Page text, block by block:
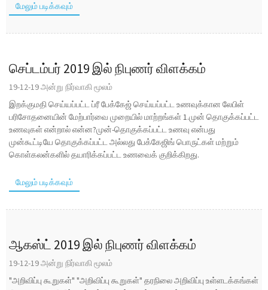
மேலும் படிக்கவும்
செப்டம்பர் 2019 இல் நிபுணர் விளக்கம்
19-12-19 அன்று நிர்வாகி மூலம்
இறக்குமதி செய்யப்பட்ட ப்ரீ பேக்கேஜ் செய்யப்பட்ட உணவுக்கான லேபிள்
பரிசோதனையின் மேற்பார்வை முறையில் மாற்றங்கள் 1.முன் தொகுக்கப்பட்ட
உணவுகள் என்றால் என்ன?முன்-தொகுக்கப்பட்ட உணவு என்பது
முன்கூட்டியே தொகுக்கப்பட்ட அல்லது பேக்கேஜிங் பொருட்கள் மற்றும்
கொள்கலன்களில் தயாரிக்கப்பட்ட உணவைக் குறிக்கிறது.
மேலும் படிக்கவும்
ஆகஸ்ட் 2019 இல் நிபுணர் விளக்கம்
19-12-19 அன்று நிர்வாகி மூலம்
"அறிவிப்பு கூறுகள்" "அறிவிப்பு கூறுகள்" தரநிலை அறிவிப்பு உள்ளடக்கங்கள்